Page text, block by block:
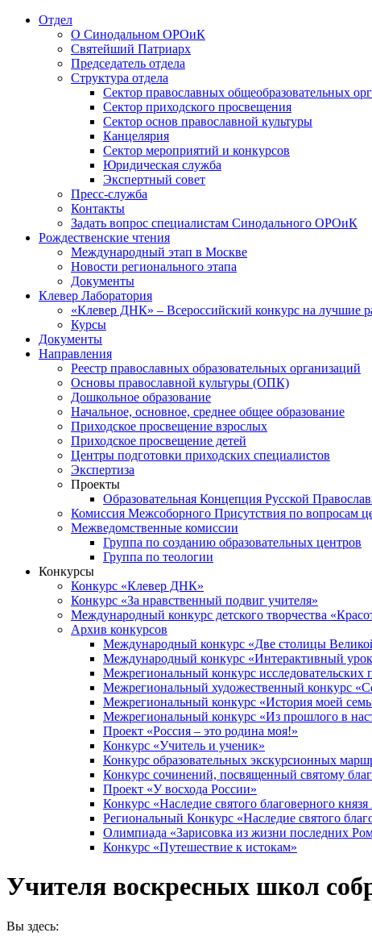
Отдел
О Синодальном ОРОиК
Святейший Патриарх
Председатель отдела
Структура отдела
Сектор православных общеобразовательных
Сектор приходского просвещения
Сектор основ православной культуры
Канцелярия
Сектор мероприятий и конкурсов
Юридическая служба
Экспертный совет
Пресс-служба
Контакты
Задать вопрос специалистам Синодального ОРОиК
Рождественские чтения
Международный этап в Москве
Новости регионального этапа
Документы
Клевер Лаборатория
«Клевер ДНК» – Всероссийский конкурс на лучшие
Курсы
Документы
Направления
Реестр православных образовательных организаций
Основы православной культуры (ОПК)
Дошкольное образование
Начальное, основное, среднее общее образование
Приходское просвещение взрослых
Приходское просвещение детей
Центры подготовки приходских специалистов
Экспертиза
Проекты
Образовательная Концепция Русской
Комиссия Межсоборного Присутствия по вопросам
Межведомственные комиссии
Группа по созданию образовательных центров
Группа по теологии
Конкурсы
Конкурс «Клевер ДНК»
Конкурс «За нравственный подвиг учителя»
Международный конкурс детского творчества
Архив конкурсов
Международный конкурс «Две столицы
Международный конкурс «Интерактивный
Межрегиональный конкурс исследовательских
Межрегиональный художественный конкурс
Межрегиональный конкурс «История моей
Межрегиональный конкурс «Из прошлого в
Проект «Россия – это родина моя!»
Конкурс «Учитель и ученик»
Конкурс образовательных экскурсионных
Конкурс сочинений, посвященный святому
Проект «У восхода России»
Конкурс «Наследие святого благоверного
Региональный Конкурс «Наследие святого
Олимпиада «Зарисовка из жизни последних
Конкурс «Путешествие к истокам»
Учителя воскресных школ
Вы здесь: